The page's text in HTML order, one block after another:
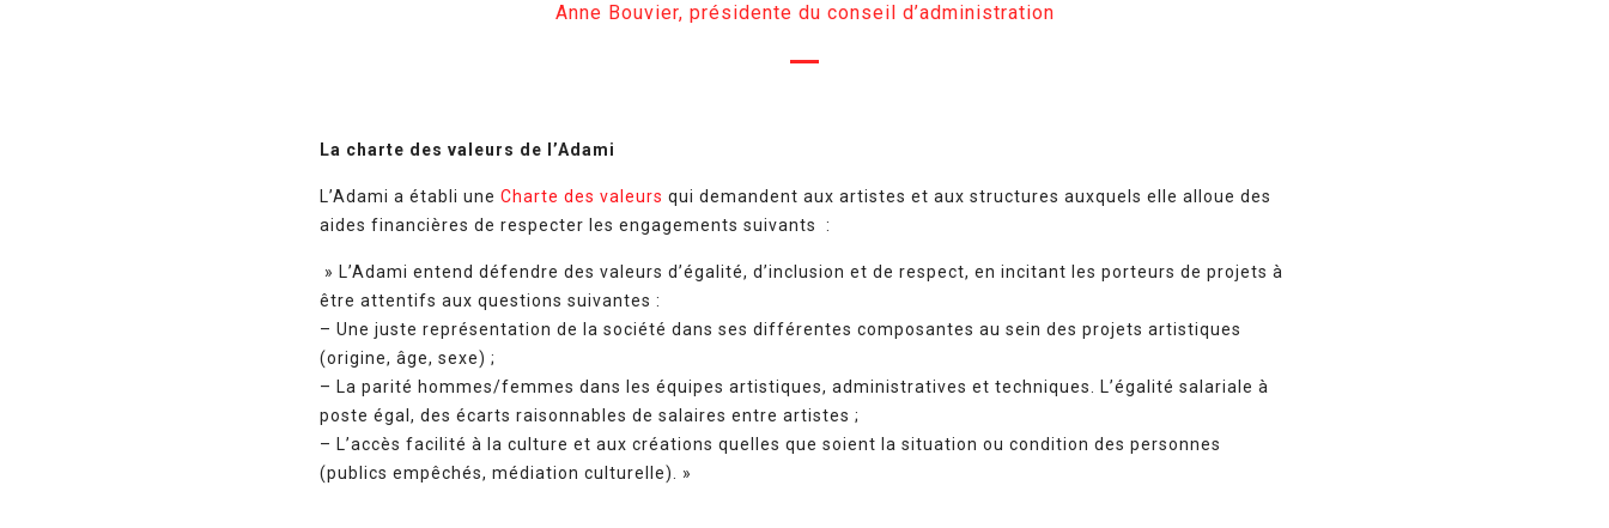
Anne Bouvier, présidente du conseil d’administration
La charte des valeurs de l’Adami
L’Adami a établi une Charte des valeurs qui demandent aux artistes et aux structures auxquels elle alloue des
aides financières de respecter les engagements suivants :
» L’Adami entend défendre des valeurs d’égalité, d’inclusion et de respect, en incitant les porteurs de projets à
être attentifs aux questions suivantes :
– Une juste représentation de la société dans ses différentes composantes au sein des projets artistiques
(origine, âge, sexe) ;
– La parité hommes/femmes dans les équipes artistiques, administratives et techniques. L’égalité salariale à
poste égal, des écarts raisonnables de salaires entre artistes ;
– L’accès facilité à la culture et aux créations quelles que soient la situation ou condition des personnes
(publics empêchés, médiation culturelle). »